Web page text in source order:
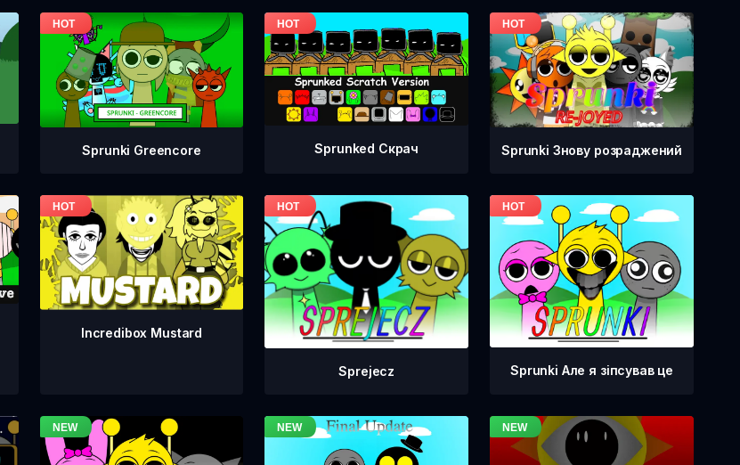
Sprunki Greencore Sprunked Скрач Sprunki Знову розраджений
Incredibox Mustard
Sprejecz Sprunki Але я зіпсував це